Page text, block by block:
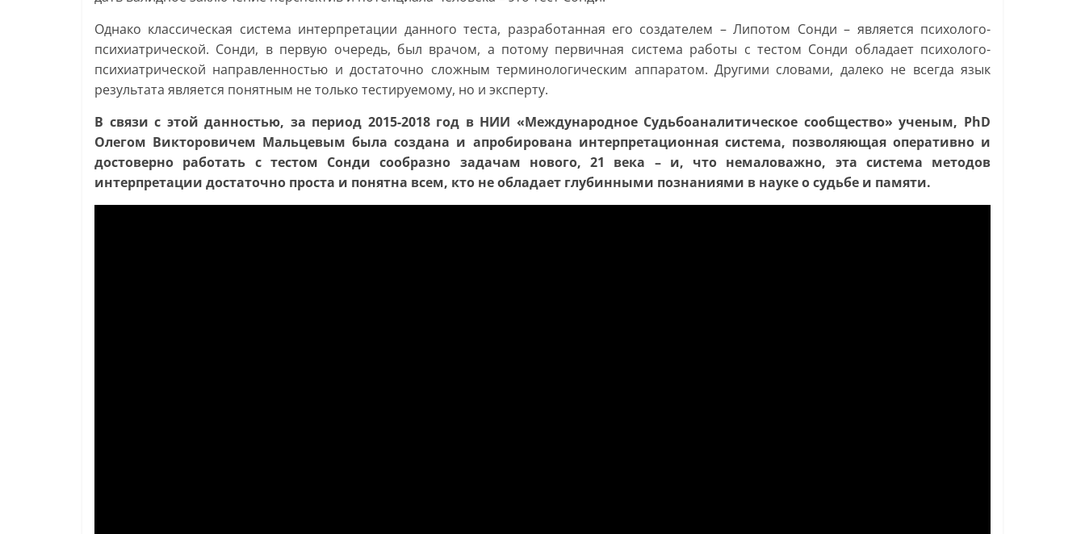
Однако классическая система интерпретации данного теста, разработанная его создателем – Липотом Сонди – является психолого-
психиатрической. Сонди, в первую очередь, был врачом, а потому первичная система работы с тестом Сонди обладает психолого-
психиатрической направленностью и достаточно сложным терминологическим аппаратом. Другими словами, далеко не всегда язык
результата является понятным не только тестируемому, но и эксперту.
В связи с этой данностью, за период 2015-2018 год в НИИ «Международное Судьбоаналитическое сообщество» ученым, PhD
Олегом Викторовичем Мальцевым была создана и апробирована интерпретационная система, позволяющая оперативно и
достоверно работать с тестом Сонди сообразно задачам нового, 21 века – и, что немаловажно, эта система методов
интерпретации достаточно проста и понятна всем, кто не обладает глубинными познаниями в науке о судьбе и памяти.